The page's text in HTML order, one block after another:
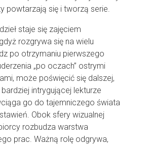
powtarzają się i tworzą serie.
staje się zajęciem
rozgrywa się na wielu
po otrzymaniu pierwszego
„po oczach” ostrymi
może poświęcić się dalszej,
intrygującej lekturze
go do tajemniczego świata
Obok sfery wizualnej
rozbudza warstwa
prac. Ważną rolę odgrywa,